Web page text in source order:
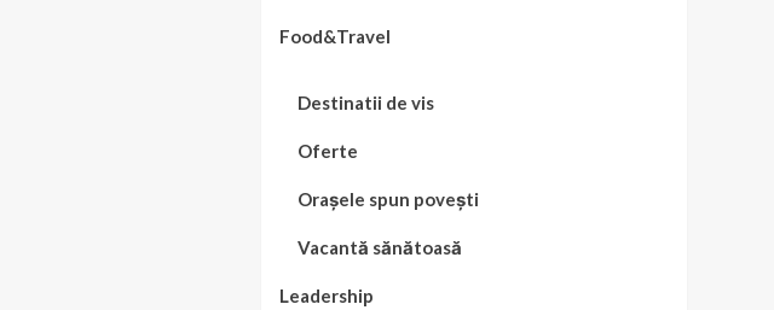
Food&Travel
Destinatii de vis
Oferte
Orașele spun povești
Vacantă sănătoasă
Leadership